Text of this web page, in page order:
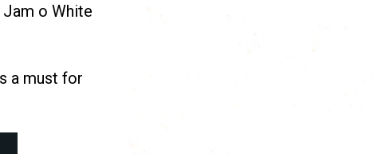
Jam o White
a must for